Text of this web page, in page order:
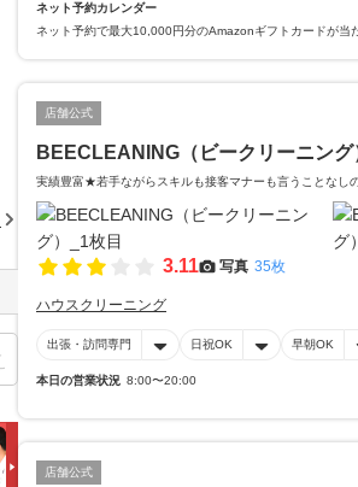
ネット予約カレンダー
ネット予約で最大10,000円分のAmazonギフトカードが当
店舗公式
BEECLEANING（ビークリーニング
実績豊富★若手ながらスキルも接客マナーも言うことなし
3.11 写真 35枚
ハウスクリーニング
出張・訪問専門 日祝OK 早朝OK
本日の営業状況 8:00〜20:00
店舗公式